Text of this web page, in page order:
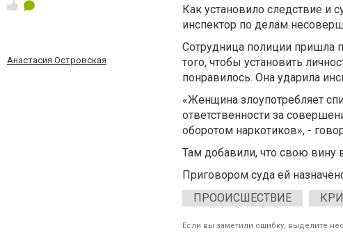
Анастасия Островская
Как установило следствие и
инспектор по делам
Сотрудница полиции пришла
того, чтобы установить
понравилось. Она ударила
«Женщина злоупотребляет
ответственности за
оборотом наркотиков», -
Там добавили, что свою вину
Приговором суда ей
ПРООИСШЕСТВИЕ
Если вы заметили ошибку, выделите